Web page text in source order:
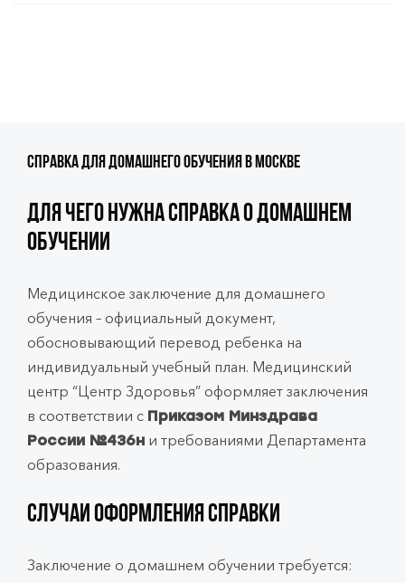
Справка для домашнего обучения в Москве
Для чего нужна справка о домашнем
обучении
Медицинское заключение для домашнего
обучения – официальный документ,
обосновывающий перевод ребенка на
индивидуальный учебный план. Медицинский
центр “Центр Здоровья” оформляет заключения
в соответствии с Приказом Минздрава
России №436н и требованиями Департамента
образования.
Случаи оформления справки
Заключение о домашнем обучении требуется: